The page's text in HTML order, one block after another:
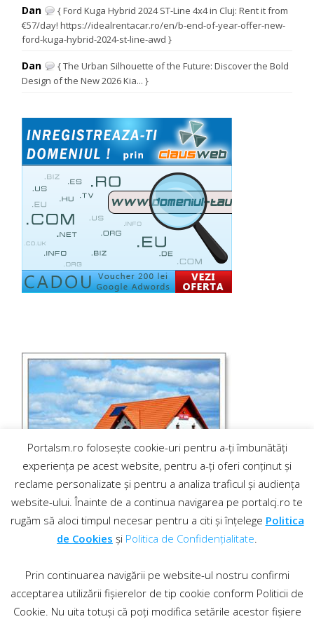
Dan
{ Ford Kuga Hybrid 2024 ST-Line 4x4 in Cluj: Rent it from
€57/day! https://idealrentacar.ro/en/b-end-of-year-offer-new-
ford-kuga-hybrid-2024-st-line-awd }
Dan
{ The Urban Silhouette of the Future: Discover the Bold
Design of the New 2026 Kia... }
Portalsm.ro folosește cookie-uri pentru a-ți îmbunătăți
experiența pe acest website, pentru a-ți oferi conținut și
reclame personalizate și pentru a analiza traficul și audiența
website-ului. Înainte de a continua navigarea pe portalcj.ro te
rugăm să aloci timpul necesar pentru a citi și înțelege Politica
de Cookies și Politica de Confidențialitate.
Prin continuarea navigării pe website-ul nostru confirmi
acceptarea utilizării fișierelor de tip cookie conform Politicii de
Cookie. Nu uita totuși că poți modifica setările acestor fișiere